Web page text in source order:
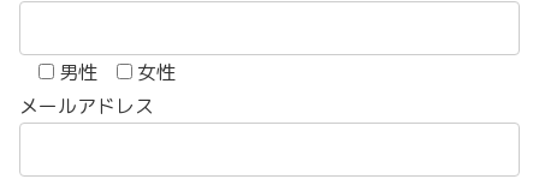
男性
女性
メールアドレス